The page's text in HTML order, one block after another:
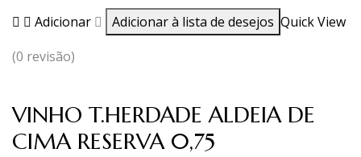
Adicionar Adicionar à lista de desejos Quick View
(0 revisão)
VINHO T.HERDADE ALDEIA DE
CIMA RESERVA 0,75